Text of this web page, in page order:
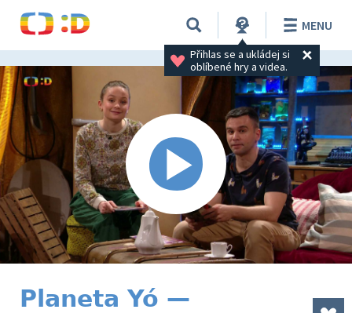
Přihlas se a ukládej si
oblíbené hry a videa.
MENU
Planeta Yó —